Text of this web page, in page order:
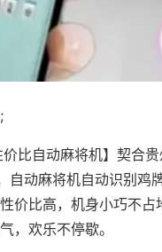
价比自动麻将机】契合
自动麻将机自动识别鸡
价比高，机身小巧不
，欢乐不停歇。